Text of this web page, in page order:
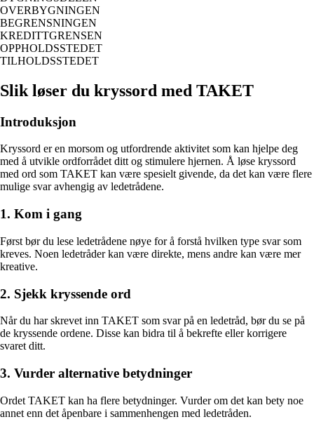
OVERBYGNINGEN
BEGRENSNINGEN
KREDITTGRENSEN
OPPHOLDSSTEDET
TILHOLDSSTEDET
Slik løser du kryssord med TAKET
Introduksjon
Kryssord er en morsom og utfordrende aktivitet som kan hjelpe deg
med å utvikle ordforrådet ditt og stimulere hjernen. Å løse kryssord
med ord som TAKET kan være spesielt givende, da det kan være flere
mulige svar avhengig av ledetrådene.
1. Kom i gang
Først bør du lese ledetrådene nøye for å forstå hvilken type svar som
kreves. Noen ledetråder kan være direkte, mens andre kan være mer
kreative.
2. Sjekk kryssende ord
Når du har skrevet inn TAKET som svar på en ledetråd, bør du se på
de kryssende ordene. Disse kan bidra til å bekrefte eller korrigere
svaret ditt.
3. Vurder alternative betydninger
Ordet TAKET kan ha flere betydninger. Vurder om det kan bety noe
annet enn det åpenbare i sammenhengen med ledetråden.